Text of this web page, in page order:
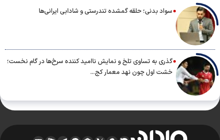
سواد بدنی؛ حلقه گمشده تندرستی و شادابی ایرانی‌ها
گذری به تساوی تلخ و نمایش ناامید کننده سرخ‌ها در گام نخست؛
خشت اول چون نهد معمار کج...